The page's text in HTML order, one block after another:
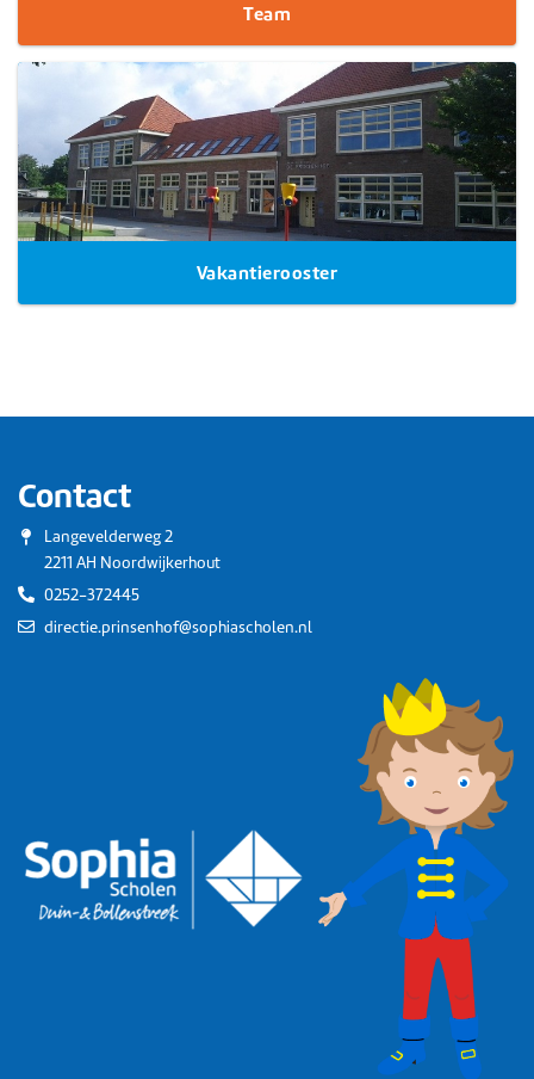
Team
Vakantierooster
Contact
Langevelderweg 2
2211 AH Noordwijkerhout
0252-372445
directie.prinsenhof@sophiascholen.nl